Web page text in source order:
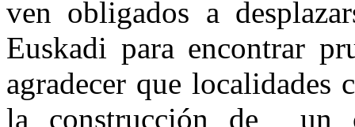
ven obligados a
Euskadi para encontrar
agradecer que localidades
la construcción de un